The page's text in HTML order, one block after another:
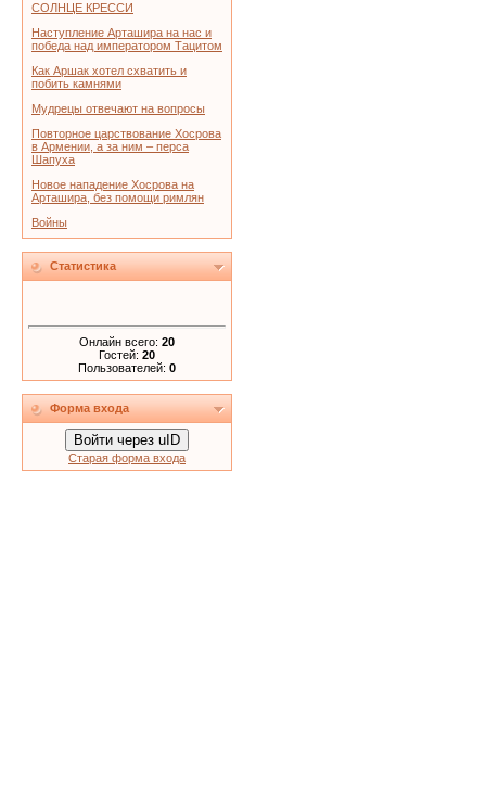
СОЛНЦЕ КРЕССИ
Наступление Арташира на нас и
победа над императором Тацитом
Как Аршак хотел схватить и
побить камнями
Мудрецы отвечают на вопросы
Повторное царствование Хосрова
в Армении, а за ним – перса
Шапуха
Новое нападение Хосрова на
Арташира, без помощи римлян
Войны
Статистика
Онлайн всего: 20
Гостей: 20
Пользователей: 0
Форма входа
Войти через uID
Старая форма входа